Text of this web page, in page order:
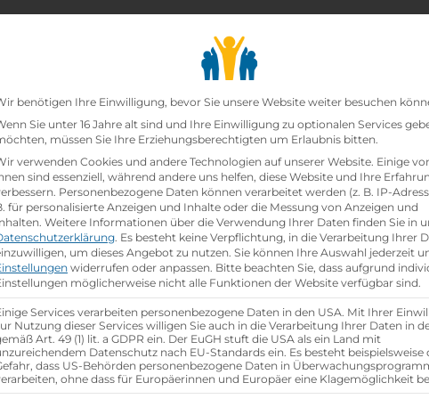
Lehrbetriebesearch
w/d)beiArdo Austria Frost GmbHist schonbesetzt.
Datenschutz-
benötigen Ihre Einwilligung, bevor Sie unsere Website weiter besuchen
Sie unter 16 Jahre alt sind und Ihre Einwilligung zu optionalen Services
müssen Sie Ihre Erziehungsberechtigten um Erlaubnis bitten.
verwenden Cookies und andere Technologien auf unserer Website. Einige
sind essenziell, während andere uns helfen, diese Website und Ihre
Personenbezogene Daten können verarbeitet werden (z. B. IP-
für personalisierte Anzeigen und Inhalte oder die Messung von Anzeigen und
Weitere Informationen über die Verwendung Ihrer Daten finden Sie in
. Es besteht keine Verpflichtung, in die Verarbeitung Ihrer
um dieses Angebot zu nutzen. Sie können Ihre Auswahl jederzeit
widerrufen oder anpassen. Bitte beachten Sie, dass aufgrund
möglicherweise nicht alle Funktionen der Website verfügbar sind.
Services verarbeiten personenbezogene Daten in den USA. Mit Ihrer
Nutzung dieser Services willigen Sie auch in die Verarbeitung Ihrer Daten in
Art. 49 (1) lit. a GDPR ein. Der EuGH stuft die USA als ein Land mit
Datenschutz nach EU-Standards ein. Es besteht beispielsweise
dass US-Behörden personenbezogene Daten in
ohne dass für Europäerinnen und Europäer eine Klagemöglichkeit